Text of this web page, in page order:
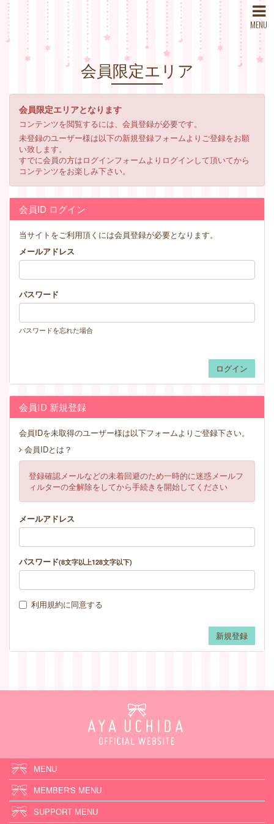
MENU
会員限定エリア
会員限定エリアとなります
コンテンツを閲覧するには、会員登録が必要です。
未登録のユーザー様は以下の新規登録フォームよりご登録をお願
い致します。
すでに会員の方はログインフォームよりログインして頂いてから
コンテンツをお楽しみ下さい。
会員ID ログイン
当サイトをご利用頂くには会員登録が必要となります。
メールアドレス
パスワード
パスワードを忘れた場合
会員ID 新規登録
会員IDを未取得のユーザー様は以下フォームよりご登録下さい。
会員IDとは？
登録確認メールなどの未着回避のため一時的に迷惑メールフ
ィルターの全解除をしてから手続きを開始してください
メールアドレス
パスワード(8文字以上128文字以下)
利用規約に同意する
MENU
MEMBER'S MENU
SUPPORT MENU